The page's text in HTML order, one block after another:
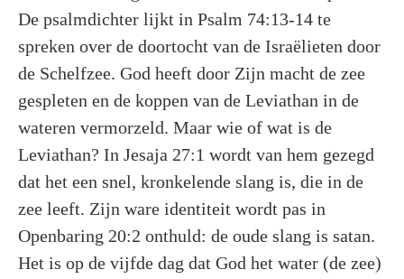
De psalmdichter lijkt in Psalm 74:13-14 te
spreken over de doortocht van de Israëlieten door
de Schelfzee. God heeft door Zijn macht de zee
gespleten en de koppen van de Leviathan in de
wateren vermorzeld. Maar wie of wat is de
Leviathan? In Jesaja 27:1 wordt van hem gezegd
dat het een snel, kronkelende slang is, die in de
zee leeft. Zijn ware identiteit wordt pas in
Openbaring 20:2 onthuld: de oude slang is satan.
Het is op de vijfde dag dat God het water (de zee)